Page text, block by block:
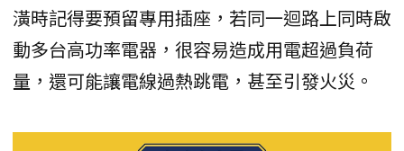
潢時記得要預留專用插座，若同一迴路上同時啟
動多台高功率電器，很容易造成用電超過負荷
量，還可能讓電線過熱跳電，甚至引發火災。